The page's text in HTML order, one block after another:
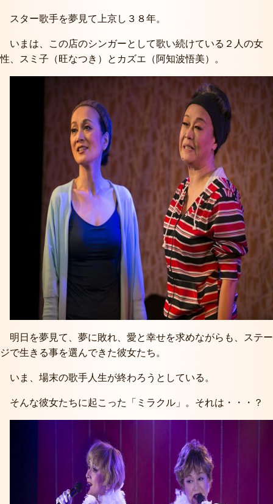
スター歌手を夢見て上京し３８年。
いまは、この店のシンガーとして歌い続けている２人の女
性、スミ子（旺なつき）とカズエ（阿知波悟美）。
明日を夢見て、夢に敗れ、愛と幸せを求めながらも、ステー
ジで生きる事を選んできた彼女たち。
いま、場末の歌手人生が終わろうとしている。
そんな彼女たちに起こった「ミラクル」。それは・・・？